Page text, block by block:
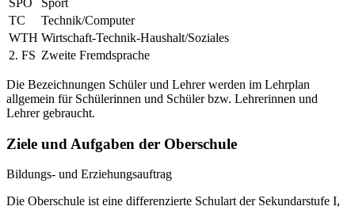
SPO
Sport
TC
Technik/Computer
WTH Wirtschaft-Technik-Haushalt/Soziales
2. FS Zweite Fremdsprache
Die Bezeichnungen Schüler und Lehrer werden im Lehrplan
allgemein für Schülerinnen und Schüler bzw. Lehrerinnen und
Lehrer gebraucht.
Ziele und Aufgaben der Oberschule
Bildungs- und Erziehungsauftrag
Die Oberschule ist eine differenzierte Schulart der Sekundarstufe I,